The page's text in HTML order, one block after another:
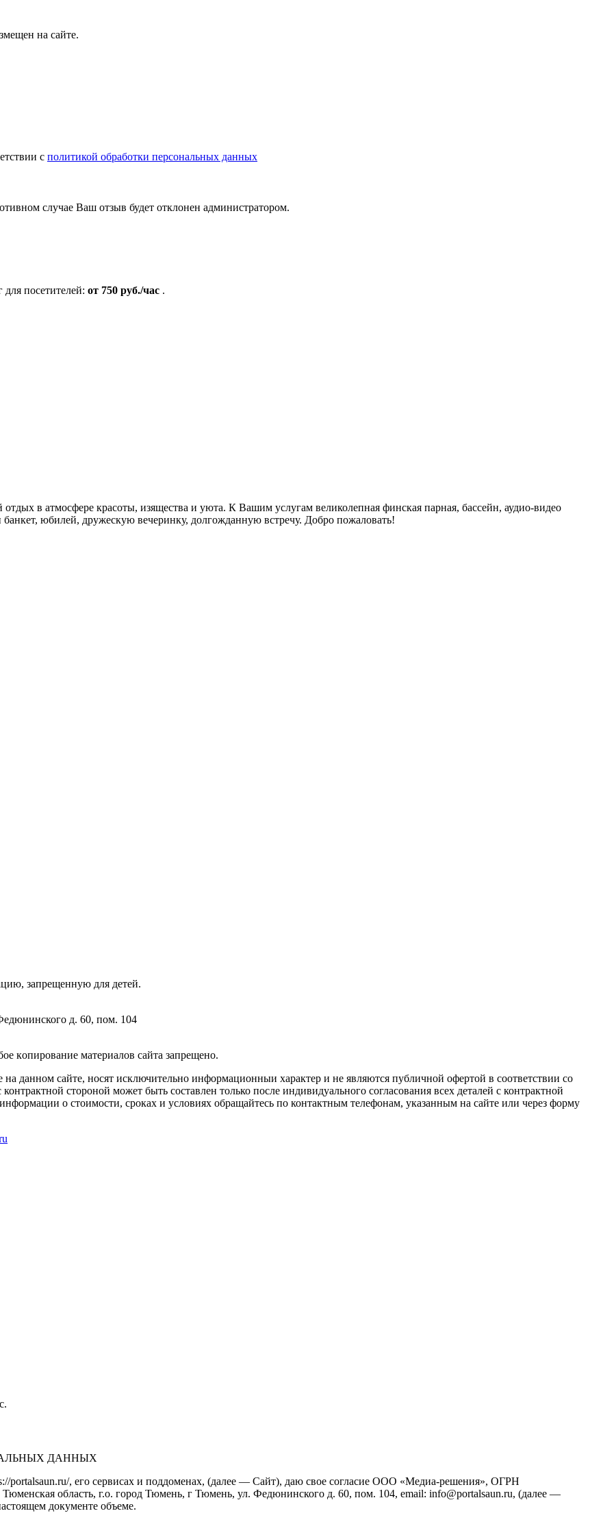
на сайте.
с политикой обработки персональных данных
случае Ваш отзыв будет отклонен администратором.
для посетителей: от 750 руб./час .
в атмосфере красоты, изящества и уюта. К Вашим услугам великолепная финская парная, бассейн, аудио-видео
юбилей, дружескую вечеринку, долгожданную встречу. Добро пожаловать!
зaпpeщeнную для дeтeй.
д. 60, пом. 104
кoпиpoвaниe мaтepиaлов caйтa зaпpeщeнo.
данном сайте, носят исключительно информационныи характер и не являются публичной офертой в соответствии со
стороной может быть составлен только после индивидуального согласования всех деталей с контрактной
о стоимости, сроках и условиях обращайтесь по контактным телефонам, указанным на сайте или через форму
ДАННЫХ
portalsaun.ru/, его сервисах и поддоменах, (далее — Сайт), даю свое согласие ООО «Медиа-решения», ОГРН
область, г.о. город Тюмень, г Тюмень, ул. Федюнинского д. 60, пом. 104, email: info@portalsaun.ru, (далее —
документе объеме.